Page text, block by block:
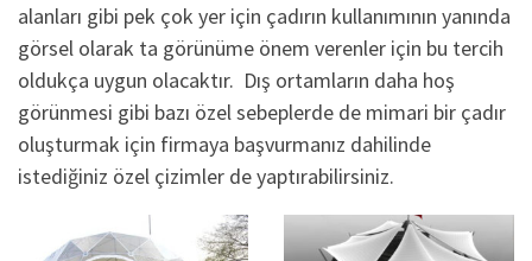
alanları gibi pek çok yer için çadırın kullanımının yanında
görsel olarak ta görünüme önem verenler için bu tercih
oldukça uygun olacaktır. Dış ortamların daha hoş
görünmesi gibi bazı özel sebeplerde de mimari bir çadır
oluşturmak için firmaya başvurmanız dahilinde
istediğiniz özel çizimler de yaptırabilirsiniz.